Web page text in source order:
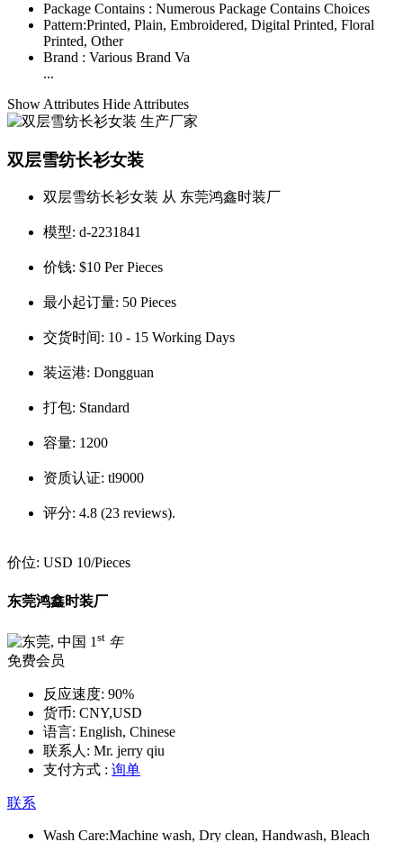
Package Contains : Numerous Package Contains Choices
Pattern:Printed, Plain, Embroidered, Digital Printed, Floral
Printed, Other
Brand : Various Brand Va
...
Show Attributes Hide Attributes
双层雪纺长衫女装
双层雪纺长衫女装 从 东莞鸿鑫时装厂
模型: d-2231841
价钱: $10 Per Pieces
最小起订量: 50 Pieces
交货时间: 10 - 15 Working Days
装运港: Dongguan
打包: Standard
容量: 1200
资质认证: tl9000
评分: 4.8 (23 reviews).
价位: USD 10/Pieces
东莞鸿鑫时装厂
1 st 年
免费会员
反应速度: 90%
货币: CNY,USD
语言: English, Chinese
联系人: Mr. jerry qiu
支付方式 : 询单
联系
Wash Care:Machine wash, Dry clean, Handwash, Bleach